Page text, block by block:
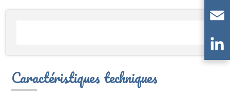
Caractéristiques techniques